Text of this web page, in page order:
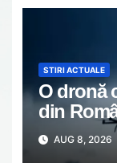
STIRI ACTUALE
O dronă
din
metri de
detectată
AUG 8, 2026